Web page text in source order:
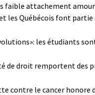
faible attachement
les Québécois font partie
les étudiants
de droit remportent des
contre le cancer honore